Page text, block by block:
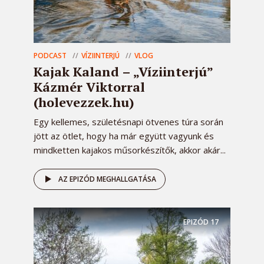
PODCAST VÍZIINTERJÚ VLOG
Kajak Kaland – „Víziinterjú”
Kázmér Viktorral
(holevezzek.hu)
Egy kellemes, születésnapi ötvenes túra során
jött az ötlet, hogy ha már együtt vagyunk és
mindketten kajakos műsorkészítők, akkor akár...
AZ EPIZÓD MEGHALLGATÁSA
EPIZÓD17